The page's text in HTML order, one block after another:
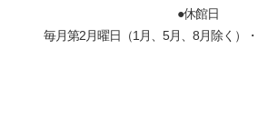
●休館日
毎月第2月曜日（1月、5月、8月除く）